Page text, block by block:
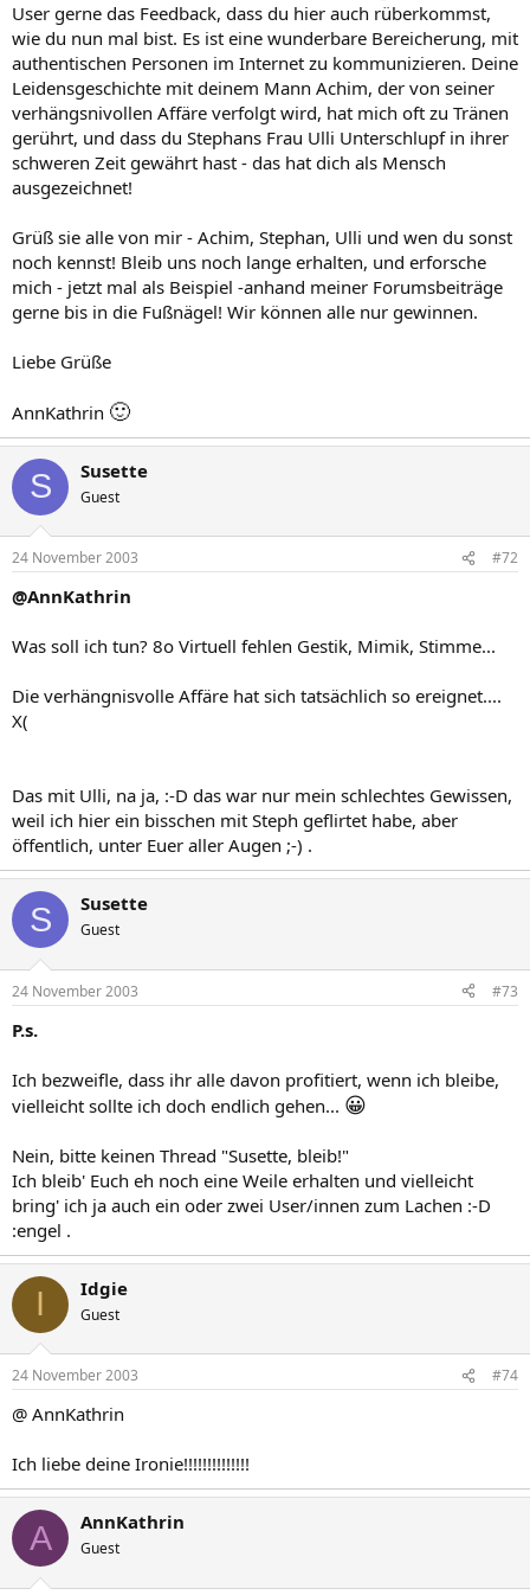
User gerne das Feedback, dass du hier auch rüberkommst,
wie du nun mal bist. Es ist eine wunderbare Bereicherung, mit
authentischen Personen im Internet zu kommunizieren. Deine
Leidensgeschichte mit deinem Mann Achim, der von seiner
verhängsnivollen Affäre verfolgt wird, hat mich oft zu Tränen
gerührt, und dass du Stephans Frau Ulli Unterschlupf in ihrer
schweren Zeit gewährt hast - das hat dich als Mensch
ausgezeichnet!
Grüß sie alle von mir - Achim, Stephan, Ulli und wen du sonst
noch kennst! Bleib uns noch lange erhalten, und erforsche
mich - jetzt mal als Beispiel -anhand meiner Forumsbeiträge
gerne bis in die Fußnägel! Wir können alle nur gewinnen.
Liebe Grüße
AnnKathrin 🙂
S Susette
Guest
24 November 2003 #72
@AnnKathrin
Was soll ich tun? 8o Virtuell fehlen Gestik, Mimik, Stimme...
Die verhängnisvolle Affäre hat sich tatsächlich so ereignet....
X(
Das mit Ulli, na ja, :-D das war nur mein schlechtes Gewissen,
weil ich hier ein bisschen mit Steph geflirtet habe, aber
öffentlich, unter Euer aller Augen ;-) .
S Susette
Guest
24 November 2003 #73
P.s.
Ich bezweifle, dass ihr alle davon profitiert, wenn ich bleibe,
vielleicht sollte ich doch endlich gehen... 😀
Nein, bitte keinen Thread "Susette, bleib!"
Ich bleib' Euch eh noch eine Weile erhalten und vielleicht
bring' ich ja auch ein oder zwei User/innen zum Lachen :-D
:engel .
I Idgie
Guest
24 November 2003 #74
@ AnnKathrin
Ich liebe deine Ironie!!!!!!!!!!!!!!
A AnnKathrin
Guest